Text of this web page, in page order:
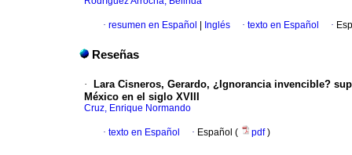
· resumen en Español Inglés · texto en Español ·
Reseñas
·
Lara Cisneros, Gerardo, ¿Ignorancia invencible?
México en el siglo XVIII
Cruz, Enrique Normando
· texto en Español · Español ( pdf)